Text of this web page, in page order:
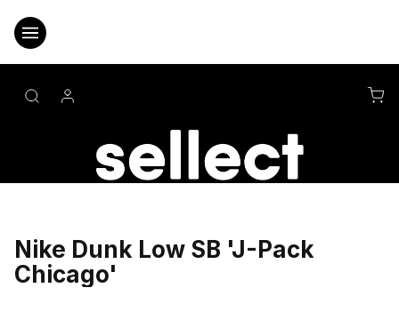
obsah
Nike Dunk Low SB 'J-Pack
Chicago'